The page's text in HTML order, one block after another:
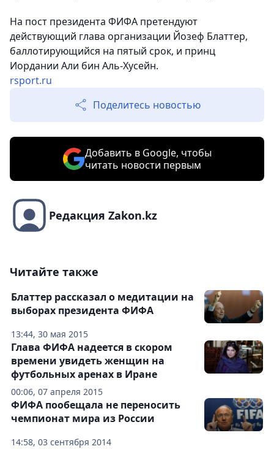
На пост президента ФИФА претендуют
действующий глава организации Йозеф Блаттер,
баллотирующийся на пятый срок, и принц
Иордании Али бин Аль-Хусейн.
rsport.ru
Поделитесь новостью
Добавить в Google, чтобы
читать новости первым
Редакция Zakon.kz
Читайте также
13:44, 30 мая 2015
Блаттер рассказал о медитации на
выборах президента ФИФА
00:06, 07 апреля 2015
Глава ФИФА надеется в скором
времени увидеть женщин на
футбольных аренах в Иране
14:58, 03 сентября 2014
ФИФА пообещала не переносить
чемпионат мира из России